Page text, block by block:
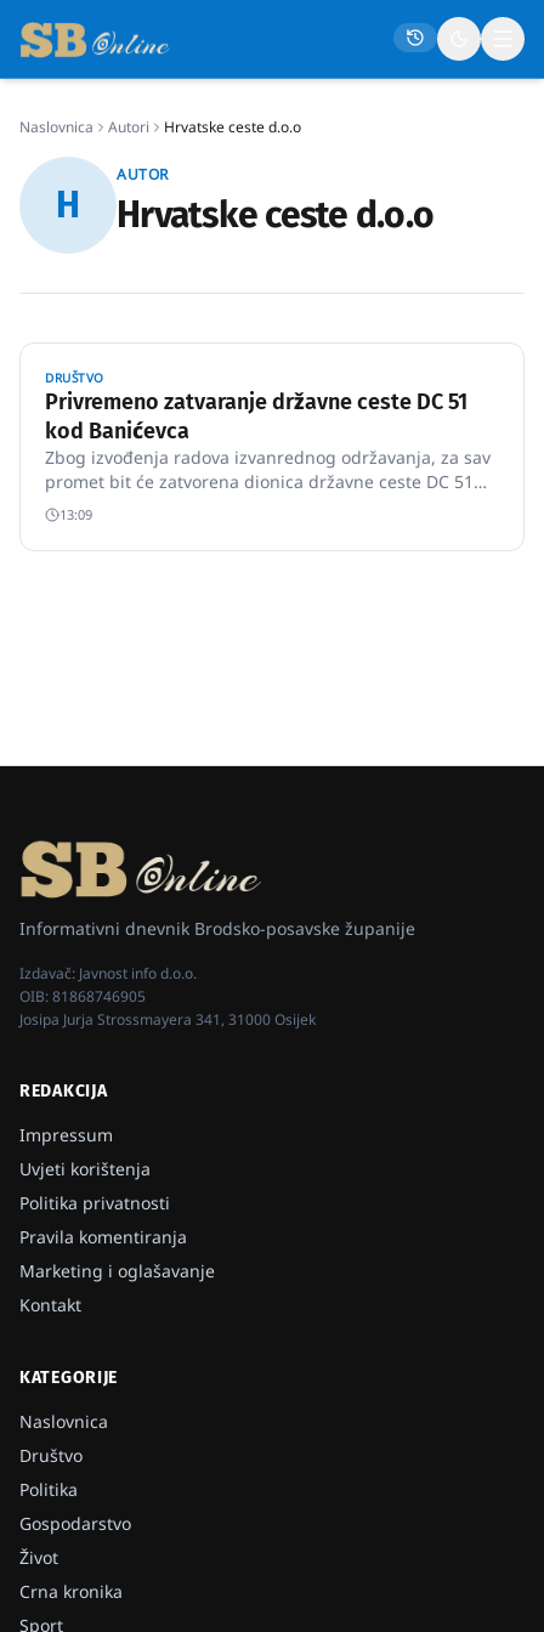
Naslovna
Društvo
Politika
Crna kronika
Sport
Kultura
Osmrtnice
Naslovnica Autori Hrvatske ceste d.o.o
H
AUTOR
Hrvatske ceste d.o.o
DRUŠTVO
Privremeno zatvaranje državne ceste DC 51
kod Banićevca
Zbog izvođenja radova izvanrednog održavanja, za sav
promet bit će zatvorena dionica državne ceste DC 51
(dionica 002) od kilometra 8+900 do 12+500, u blizini
mjesta Banićevac.
13:09
Informativni dnevnik Brodsko-posavske županije
Izdavač: Javnost info d.o.o.
OIB:81868746905
Josipa Jurja Strossmayera 341, 31000 Osijek
REDAKCIJA
Impressum
Uvjeti korištenja
Politika privatnosti
Pravila komentiranja
Marketing i oglašavanje
Kontakt
KATEGORIJE
Naslovnica
Društvo
Politika
Gospodarstvo
Život
Crna kronika
Sport